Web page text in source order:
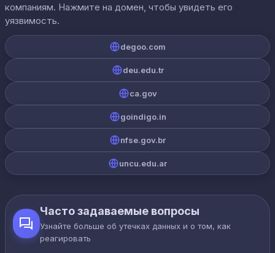
компаниям. Нажмите на домен, чтобы увидеть его
уязвимость.
degoo.com
deu.edu.tr
ca.gov
goindigo.in
nfse.gov.br
uncu.edu.ar
Часто задаваемые вопросы
Узнайте больше об утечках данных и о том, как
реагировать